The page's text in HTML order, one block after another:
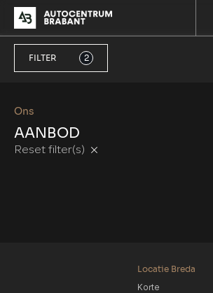
Ons
AANBOD
Reset filter(s)
FILTER 2
Locatie Breda
Korte